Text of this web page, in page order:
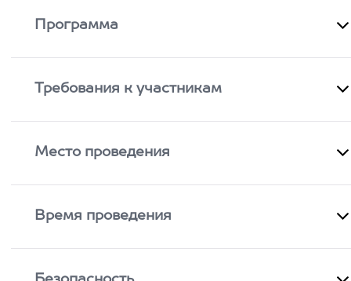
Программа
Требования к участникам
Место проведения
Время проведения